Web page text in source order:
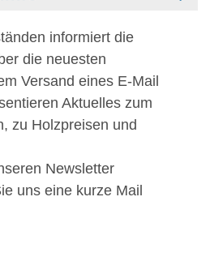
informiert die
die neuesten
Versand eines E-Mail
Aktuelles zum
zu Holzpreisen und
Newsletter
uns eine kurze Mail